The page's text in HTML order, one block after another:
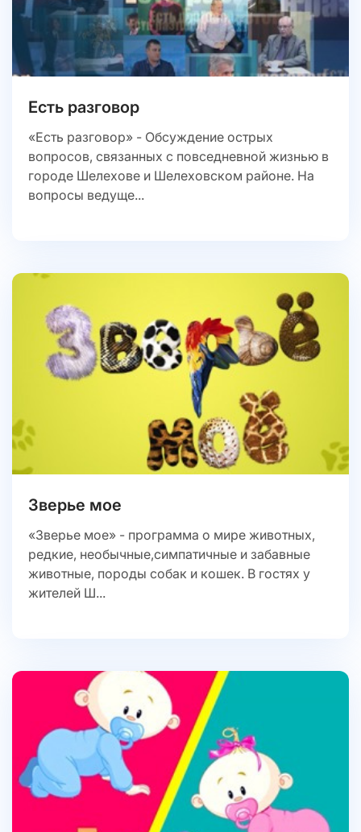
Есть разговор
«Есть разговор» - Обсуждение острых
вопросов, связанных с повседневной жизнью в
городе Шелехове и Шелеховском районе. На
вопросы ведуще...
Зверье мое
«Зверье мое» - программа о мире животных,
редкие, необычные,симпатичные и забавные
животные, породы собак и кошек. В гостях у
жителей Ш...